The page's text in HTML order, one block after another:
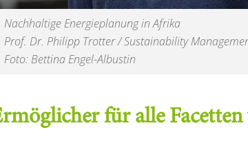
Nachhaltige Energieplanung in Afrika
Prof. Dr. Philipp Trotter / Sustainability
Foto: Bettina Engel-Albustin
für alle